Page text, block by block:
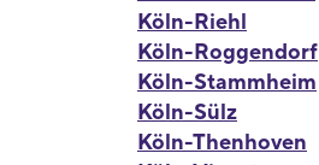
Köln-Riehl
Köln-Roggendorf
Köln-Stammheim
Köln-Sülz
Köln-Thenhoven